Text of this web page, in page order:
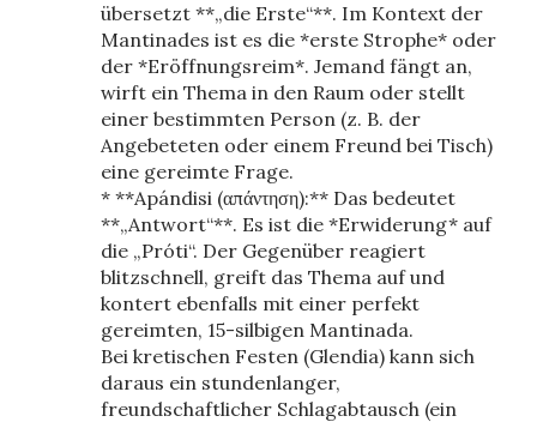
übersetzt **„die Erste“**. Im Kontext der
Mantinades ist es die *erste Strophe* oder
der *Eröffnungsreim*. Jemand fängt an,
wirft ein Thema in den Raum oder stellt
einer bestimmten Person (z. B. der
Angebeteten oder einem Freund bei Tisch)
eine gereimte Frage.
* **Apándisi (απάντηση):** Das bedeutet
**„Antwort“**. Es ist die *Erwiderung* auf
die „Próti“. Der Gegenüber reagiert
blitzschnell, greift das Thema auf und
kontert ebenfalls mit einer perfekt
gereimten, 15-silbigen Mantinada.
Bei kretischen Festen (Glendia) kann sich
daraus ein stundenlanger,
freundschaftlicher Schlagabtausch (ein